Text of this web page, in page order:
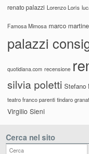
renato palazzi Lorenzo Loris
Famosa Mimosa marco
palazzi
quotidiana.com recensione
silvia poletti Stefano
teatro franco parenti tindaro
Virgilio Sieni
Cerca nel sito